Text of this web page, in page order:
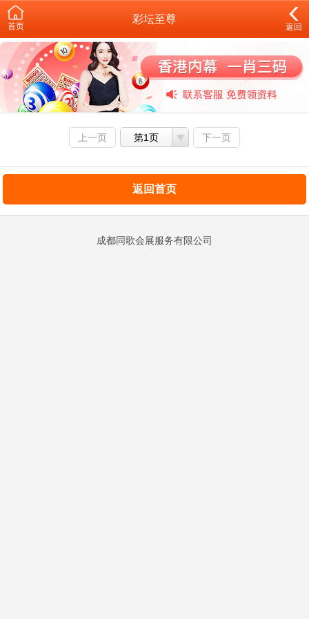
首页
彩坛至尊
返回
上一页 第1页 下一页
返回首页
成都同歌会展服务有限公司